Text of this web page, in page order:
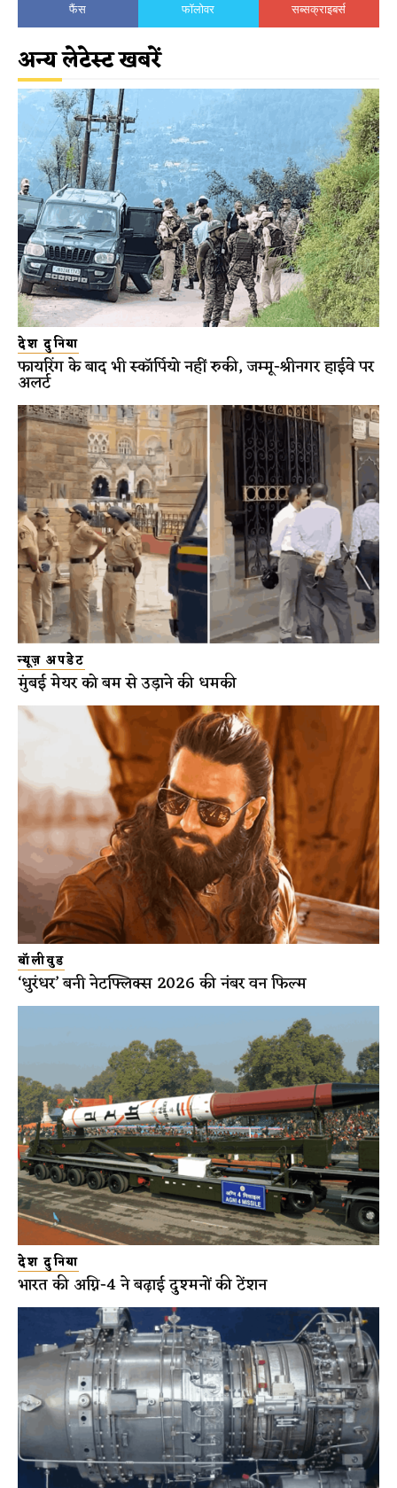
फैंस फॉलोवर सब्सक्राइबर्स
अन्य लेटेस्ट खबरें
देश दुनिया
फायरिंग के बाद भी स्कॉर्पियो नहीं रुकी, जम्मू-श्रीनगर हाईवे पर
अलर्ट
न्यूज़ अपडेट
मुंबई मेयर को बम से उड़ाने की धमकी
बॉलीवुड
‘धुरंधर’ बनी नेटफ्लिक्स 2026 की नंबर वन फिल्म
देश दुनिया
भारत की अग्नि-4 ने बढ़ाई दुश्मनों की टेंशन